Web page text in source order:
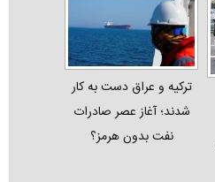
ترکیه و عراق دست به کار
شدند؛ آغاز عصر صادرات
نفت بدون هرمز؟